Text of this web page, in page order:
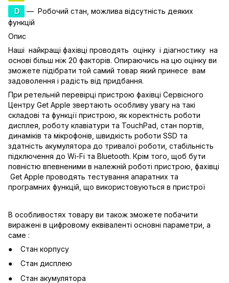
D
— Робочий стан, можлива відсутність деяких
функцій
Опис
Наші найкращі фахівці проводять оцінку і діагностику на
основі більш ніж 20 факторів. Опираючись на цю оцінку ви
зможете підібрати той самий товар який принесе вам
задоволення і радість від придбання.
При ретельній перевірці пристрою фахівці Сервісного
Центру Get Apple звертають особливу увагу на такі
складові та функції пристрою, як коректність роботи
дисплея, роботу клавіатури та TouchPad, стан портів,
динаміків та мікрофонів, швидкість роботи SSD та
здатність акумулятора до тривалої роботи, стабільність
підключення до Wi-Fi та Bluetooth. Крім того, щоб бути
повністю впевненими в належній роботі пристрою, фахівці
Get Apple проводять тестування апаратних та
програмних функцій, що використовуються в пристрої
В особливостях товару ви також зможете побачити
виражені в цифровому еквіваленті основні параметри, а
саме :
Стан корпусу
Стан дисплею
Стан акумулятора